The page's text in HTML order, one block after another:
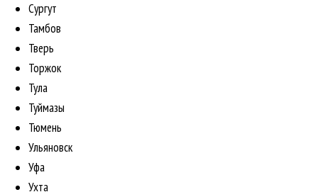
Сургут
Тамбов
Тверь
Торжок
Тула
Туймазы
Тюмень
Ульяновск
Уфа
Ухта